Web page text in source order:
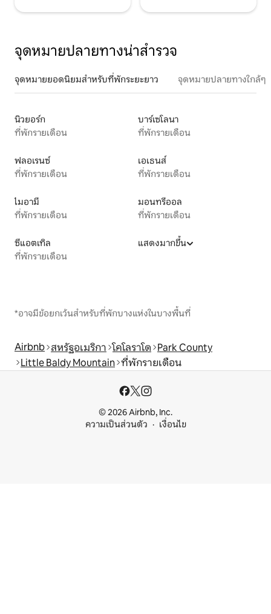
จุดหมายปลายทางน่าสำรวจ
จุดหมายยอดนิยมสำหรับที่พักระยะยาว จุดหมายปลายทางใกล้ๆ
นิวยอร์ก
ที่พักรายเดือน
บาร์เซโลนา
ที่พักรายเดือน
ฟลอเรนซ์
ที่พักรายเดือน
เอเธนส์
ที่พักรายเดือน
ไมอามี
ที่พักรายเดือน
มอนทรีออล
ที่พักรายเดือน
ซีแอตเทิล
ที่พักรายเดือน
แสดงมากขึ้น
*อาจมีข้อยกเว้นสำหรับที่พักบางแห่งในบางพื้นที่
Airbnb สหรัฐอเมริกา โคโลราโด Park County
Little Baldy Mountain ที่พักรายเดือน
© 2026 Airbnb, Inc.
ความเป็นส่วนตัว
เงื่อนไข